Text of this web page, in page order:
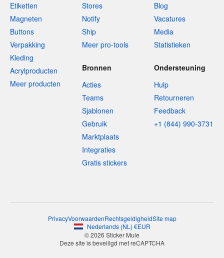
Etiketten
Magneten
Buttons
Verpakking
Kleding
Acrylproducten
Meer producten
Stores
Notify
Ship
Meer pro-tools
Blog
Vacatures
Media
Statistieken
Bronnen
Acties
Teams
Sjablonen
Gebruik
Marktplaats
Integraties
Gratis stickers
Ondersteuning
Hulp
Retourneren
Feedback
+1 (844) 990-3731
PrivacyVoorwaardenRechtsgeldigheidSite map
Nederlands(NL) €EUR
© 2026 Sticker Mule
Deze site is beveiligd met reCAPTCHA